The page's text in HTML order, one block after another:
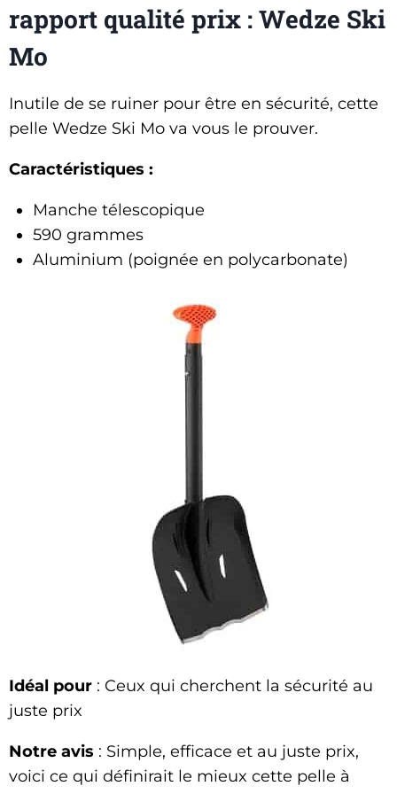
rapport qualité prix : Wedze Ski
Mo
Inutile de se ruiner pour être en sécurité, cette
pelle Wedze Ski Mo va vous le prouver.
Caractéristiques :
Manche télescopique
590 grammes
Aluminium (poignée en polycarbonate)
Idéal pour : Ceux qui cherchent la sécurité au
juste prix
Notre avis : Simple, efficace et au juste prix,
voici ce qui définirait le mieux cette pelle à